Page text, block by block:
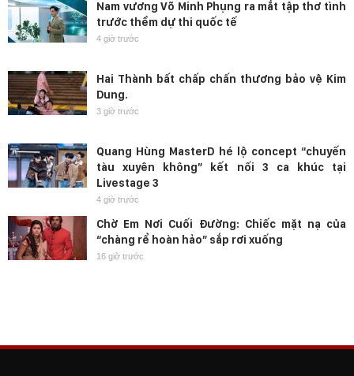
Nam vương Võ Minh Phụng ra mắt tập thơ tình
trước thềm dự thi quốc tế
4 giờ trước
Hai Thành bất chấp chấn thương bảo vệ Kim
Dung.
3 giờ trước
Quang Hùng MasterD hé lộ concept “chuyến
tàu xuyên không” kết nối 3 ca khúc tại
Livestage 3
4 giờ trước
Chờ Em Nơi Cuối Đường: Chiếc mặt nạ của
“chàng rể hoàn hảo” sắp rơi xuống
16 giờ trước